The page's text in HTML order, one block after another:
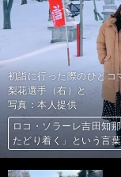
ロコ・ソラーレの吉田
何者にもなれない、と
ロコ・ソラーレ吉田知
た彼女の答えは？
初詣に行った際のひと
梨花選手（右）と
写真：本人提供
ロコ・ソラーレ吉田知
たどり着く」という言
「うちらって、ちょっ
た吉田知那美 ロコ・ソ
吉田知那美が「勝ちた
えとなった格言 「笑顔
ロコ・ソラーレ吉田知
生日メッセージ
吉田知那美が何度も救
前へ